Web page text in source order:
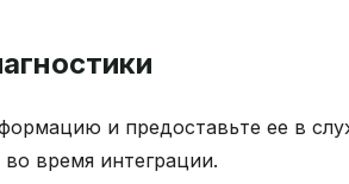
и предоставьте ее в
время интеграции.